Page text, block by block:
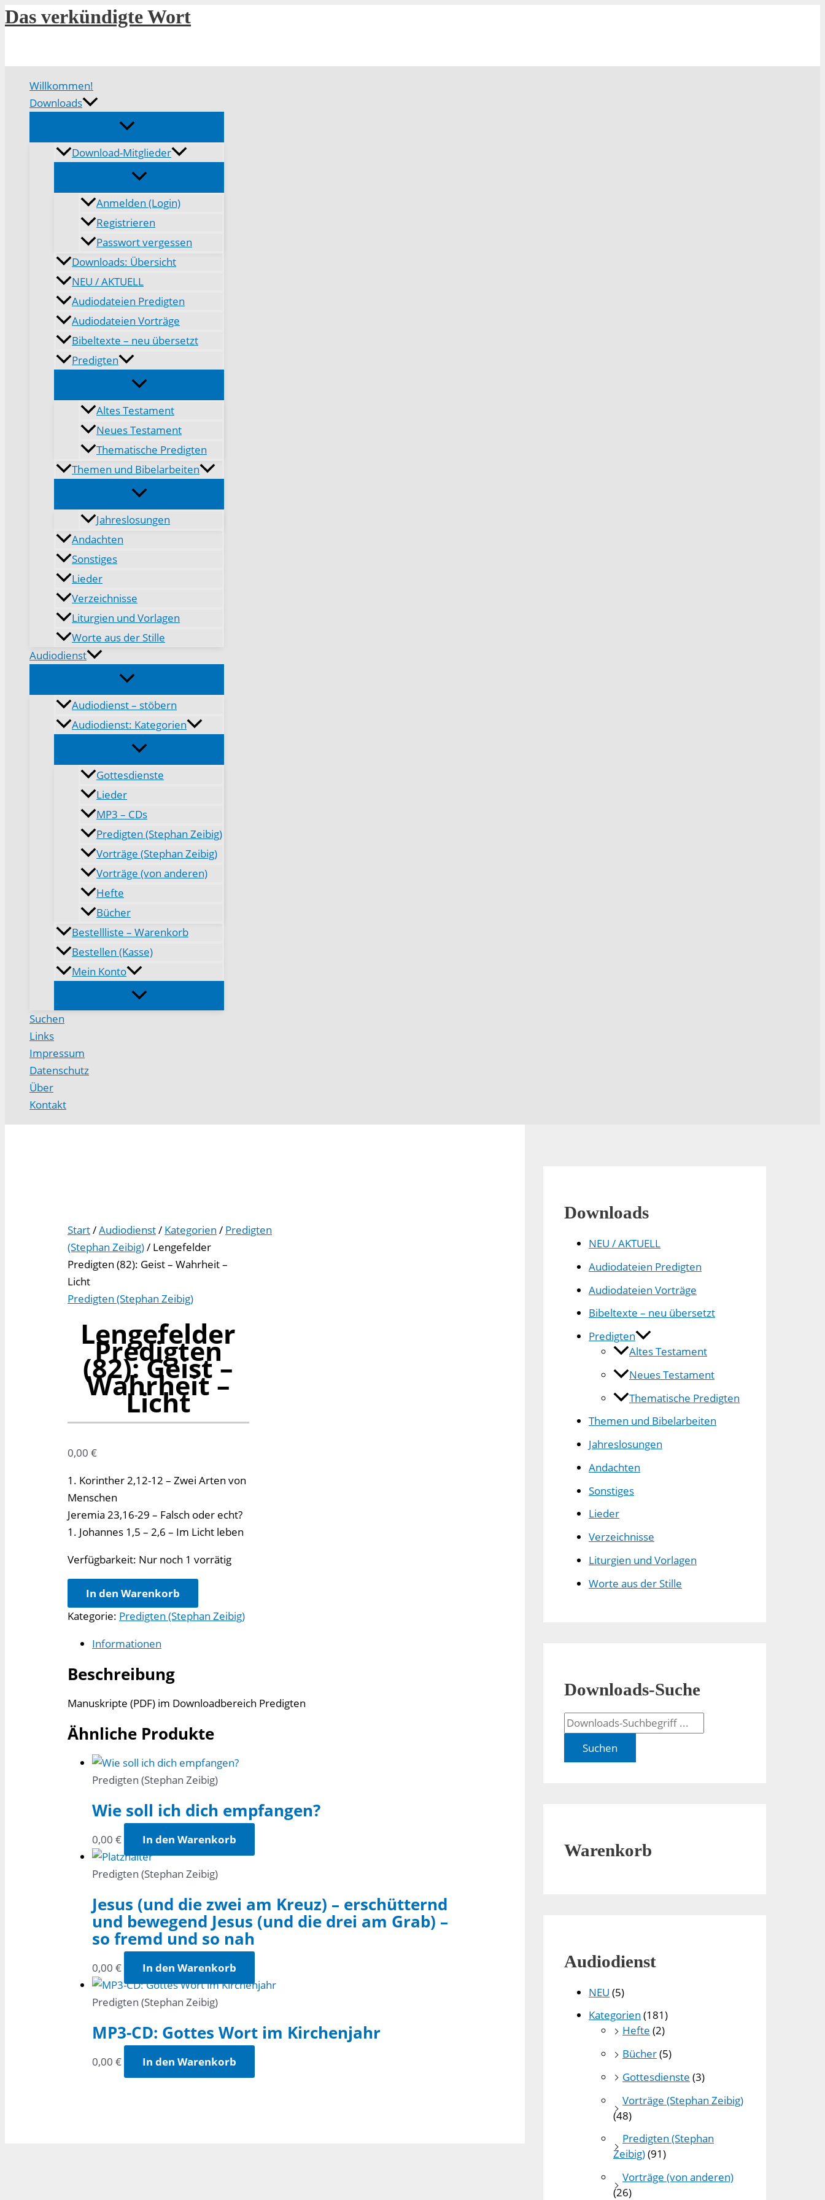
Zum
Inhalt
Das verkündigte Wort
Willkommen!
Downloads
Download-Mitglieder
Anmelden (Login)
Registrieren
Passwort vergessen
Downloads: Übersicht
NEU / AKTUELL
Audiodateien Predigten
Audiodateien Vorträge
Bibeltexte – neu übersetzt
Predigten
Altes Testament
Neues Testament
Thematische Predigten
Themen und Bibelarbeiten
Jahreslosungen
Andachten
Sonstiges
Lieder
Verzeichnisse
Liturgien und Vorlagen
Worte aus der Stille
Audiodienst
Audiodienst – stöbern
Audiodienst: Kategorien
Gottesdienste
Lieder
MP3 – CDs
Predigten (Stephan Zeibig)
Vorträge (Stephan Zeibig)
Vorträge (von anderen)
Hefte
Bücher
Bestellliste – Warenkorb
Bestellen (Kasse)
Mein Konto
Suchen
Links
Impressum
Datenschutz
Über
Kontakt
Start/Audiodienst/ Kategorien / Predigten
(Stephan Zeibig)/ Lengefelder
Predigten (82): Geist – Wahrheit –
Licht
Predigten (Stephan Zeibig)
Lengefelder
Predigten
(82): Geist –
Wahrheit –
Licht
0,00 €
1. Korinther 2,12-12 – Zwei Arten von
Menschen
Jeremia 23,16-29 – Falsch oder echt?
1. Johannes 1,5 – 2,6 – Im Licht leben
Verfügbarkeit: Nur noch 1 vorrätig
Lengefelder
Predigten
(82):
Wahrheit
Licht
Menge
In den Warenkorb
Kategorie: Predigten (Stephan Zeibig)
Informationen
Beschreibung
Manuskripte (PDF) im Downloadbereich Predigten
Ähnliche Produkte
Predigten (Stephan Zeibig)
Wie soll ich dich empfangen?
0,00 € In den Warenkorb
Predigten (Stephan Zeibig)
Jesus (und die zwei am Kreuz) – erschütternd
und bewegend Jesus (und die drei am Grab) –
so fremd und so nah
0,00 € In den Warenkorb
Predigten (Stephan Zeibig)
MP3-CD: Gottes Wort im Kirchenjahr
0,00 € In den Warenkorb
Downloads
NEU / AKTUELL
Audiodateien Predigten
Audiodateien Vorträge
Bibeltexte – neu übersetzt
Predigten
Altes Testament
Neues Testament
Thematische Predigten
Themen und Bibelarbeiten
Jahreslosungen
Andachten
Sonstiges
Lieder
Verzeichnisse
Liturgien und Vorlagen
Worte aus der Stille
Downloads-Suche
Suchen
Warenkorb
Audiodienst
NEU (5)
Kategorien (181)
Hefte (2)
Bücher(5)
Gottesdienste (3)
Vorträge (Stephan Zeibig)
(48)
Predigten (Stephan
Zeibig)(91)
Vorträge (von anderen)
(26)